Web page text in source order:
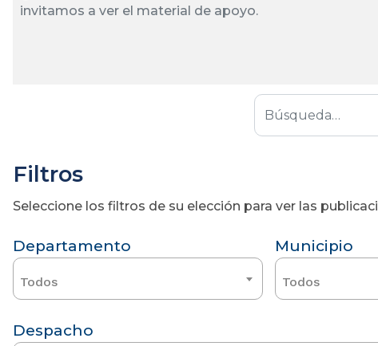
invitamos a ver el material de apoyo.
Filtros
Seleccione los filtros de su elección para ver las
Departamento
Todos
Municipio
Todos
Despacho